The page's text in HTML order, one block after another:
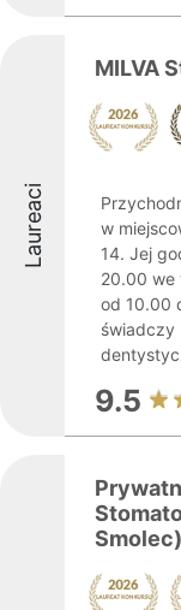
Laureaci
MILVA
w
14. Jej
20.00 we
od 10.00
świadczy
9.5
Smolec)